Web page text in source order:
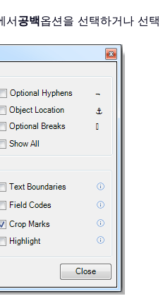
서공백옵션을 선택하거나 선